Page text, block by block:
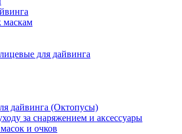
маскам
для дайвинга
дайвинга (Октопусы)
за снаряжением и аксессуары
и очков